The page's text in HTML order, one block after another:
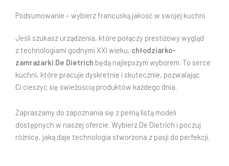
Podsumowanie – wybierz francuską jakość w swojej kuchni
Jeśli szukasz urządzenia, które połączy prestiżowy wygląd
z technologiami godnymi XXI wieku, chłodziarko-
zamrażarki De Dietrich będą najlepszym wyborem. To serce
kuchni, które pracuje dyskretnie i skutecznie, pozwalając
Ci cieszyć się świeżością produktów każdego dnia.
Zapraszamy do zapoznania się z pełną listą modeli
dostępnych w naszej ofercie. Wybierz De Dietrich i poczuj
różnicę, jaką daje technologia stworzona z pasji do perfekcji.